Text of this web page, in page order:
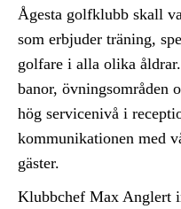
Ågesta golfklubb skall
som erbjuder träning,
golfare i alla olika
banor, övningsområden
hög servicenivå i
kommunikationen med
gäster.
Klubbchef Max Anglert